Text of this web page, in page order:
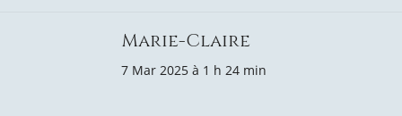
Marie-Claire
7 Mar 2025 à 1 h 24 min